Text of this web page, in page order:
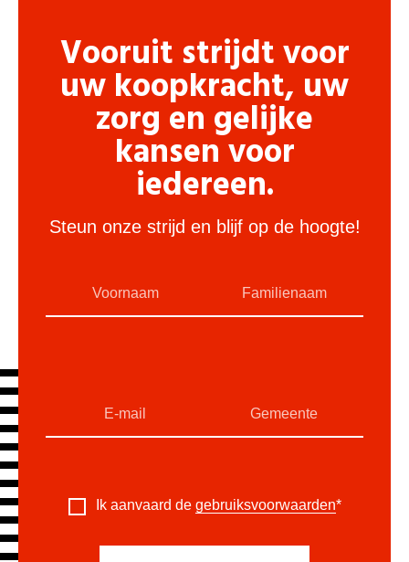
Vooruit strijdt voor
uw koopkracht, uw
zorg en gelijke
kansen voor
iedereen.
Steun onze strijd en blijf op de hoogte!
Ik aanvaard de gebruiksvoorwaarden*